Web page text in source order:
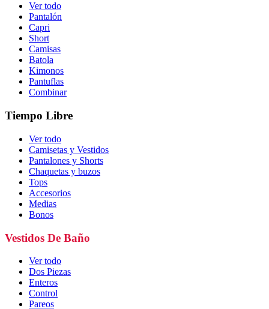
Ver todo
Pantalón
Capri
Short
Camisas
Batola
Kimonos
Pantuflas
Combinar
Tiempo Libre
Ver todo
Camisetas y Vestidos
Pantalones y Shorts
Chaquetas y buzos
Tops
Accesorios
Medias
Bonos
Vestidos De Baño
Ver todo
Dos Piezas
Enteros
Control
Pareos